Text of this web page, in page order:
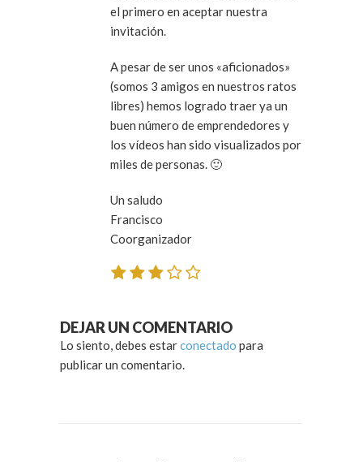
el primero en aceptar nuestra
invitación.
A pesar de ser unos «aficionados»
(somos 3 amigos en nuestros ratos
libres) hemos logrado traer ya un
buen número de emprendedores y
los vídeos han sido visualizados por
miles de personas. 🙂
Un saludo
Francisco
Coorganizador
DEJAR UN COMENTARIO
Lo siento, debes estarconectado para
publicar un comentario.